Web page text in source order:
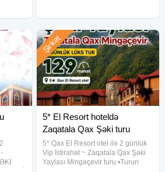
5* El Resort hoteldə
Zaqatala Qax Şəki turu
5* Qax El Resort otel ilə 2 günlük
Vip İstirahət ~ Zaqatala Qax Şəki
Yaylası Mingəçevir turu •Turun
Şirkət